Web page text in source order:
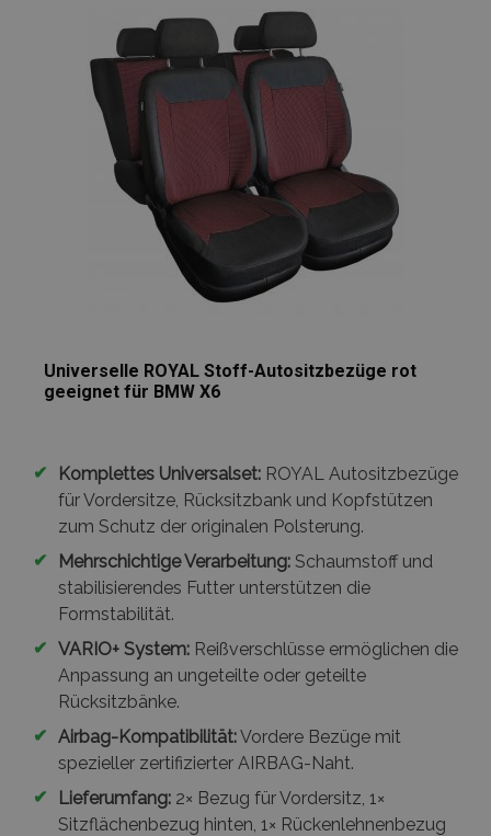
hinzufügen
Universelle ROYAL Stoff-Autositzbezüge rot
geeignet für BMW X6
✔ Komplettes Universalset: ROYAL Autositzbezüge
für Vordersitze, Rücksitzbank und Kopfstützen
zum Schutz der originalen Polsterung.
✔
Mehrschichtige Verarbeitung: Schaumstoff und
stabilisierendes Futter unterstützen die
Formstabilität.
✔ VARIO+ System: Reißverschlüsse ermöglichen die
Anpassung an ungeteilte oder geteilte
Rücksitzbänke.
✔ Airbag-Kompatibilität:Vordere Bezüge mit
spezieller zertifizierter AIRBAG-Naht.
✔
Lieferumfang: 2× Bezug für Vordersitz, 1×
Sitzflächenbezug hinten, 1× Rückenlehnenbezug